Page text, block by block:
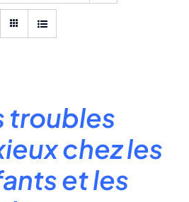
troubles
chez les
et les